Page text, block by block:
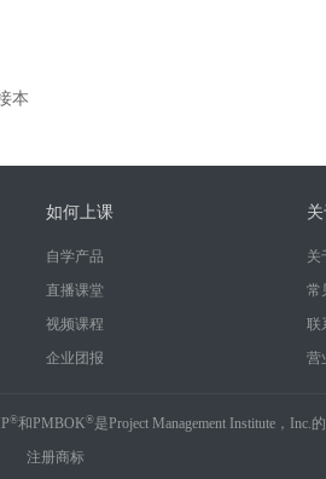
本
如何上课
自学产品
直播课堂
视频课程
企业团报
关
常
联
营
®和PMBOK®是Project Management Institute，Inc.的
注册商标